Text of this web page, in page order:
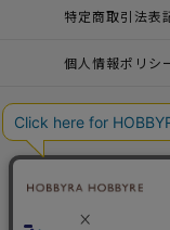
特定商取引法表
個人情報ポリシ
お
© 2026